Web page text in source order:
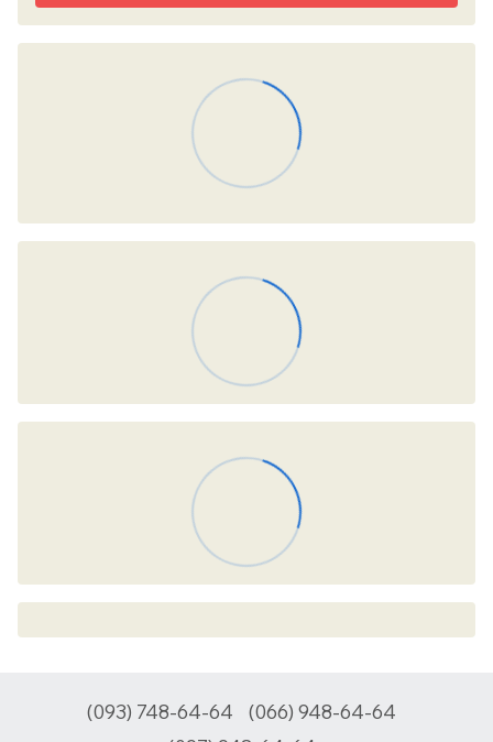
(093) 748-64-64
(066) 948-64-64